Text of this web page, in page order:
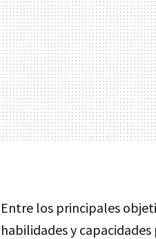
Entre los principales
habilidades y